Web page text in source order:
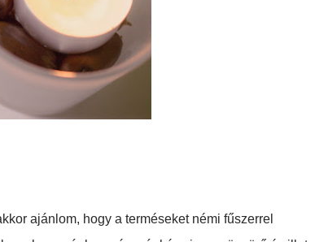
ajánlom, hogy a terméseket némi fűszerrel